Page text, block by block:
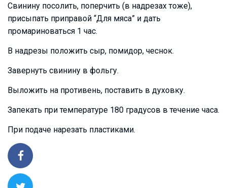
Свинину посолить, поперчить (в надрезах тоже),
присыпать приправой “Для мяса” и дать
промариноваться 1 час.
В надрезы положить сыр, помидор, чеснок.
Завернуть свинину в фольгу.
Выложить на противень, поставить в духовку.
Запекать при температуре 180 градусов в течение часа.
При подаче нарезать пластиками.